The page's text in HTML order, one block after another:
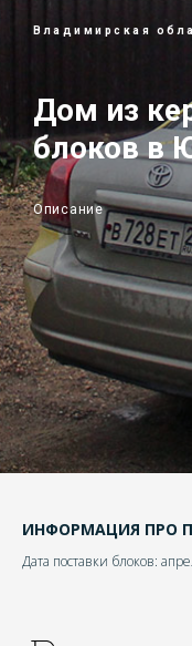
Владимирская
Дом из
блоков в
Описание
ИНФОРМАЦИЯ ПРО
Дата поставки блоков: